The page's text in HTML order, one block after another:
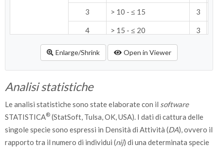
3 > 10 - ≤ 15 3
4 > 15 - ≤ 20 3
5 > 20 - ≤ 25
7
Alimentazione
adulti
1 Zoofaga specializzata
2 Zoofaga 11
3 Spermofaga -
Enlarge/Shrink Open in Viewer
Analisi statistiche
Le analisi statistiche sono state elaborate con il software
STATISTICA® (StatSoft, Tulsa, OK, USA). I dati di cattura delle
singole specie sono espressi in Densità di Attività (DA), ovvero il
rapporto tra il numero di individui (nij) di una determinata specie